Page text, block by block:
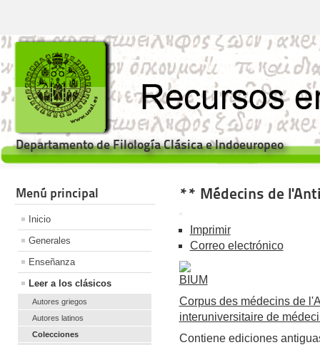
Departamento de Filología Clásica e Indoeuropeo
Menú principal
Inicio
Generales
Enseñanza
Leer a los clásicos
Autores griegos
Autores latinos
Colecciones
** Médecins de
Imprimir
Correo electrónico
Corpus des médecins de
interuniversitaire de
Contiene ediciones